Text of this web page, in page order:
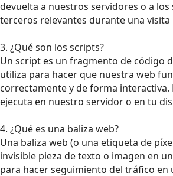
devuelta a nuestros servidores o a
terceros relevantes durante una visita
3. ¿Qué son los scripts?
Un script es un fragmento de código
utiliza para hacer que nuestra web
correctamente y de forma interactiva.
ejecuta en nuestro servidor o en tu
4. ¿Qué es una baliza web?
Una baliza web (o una etiqueta de
invisible pieza de texto o imagen en
para hacer seguimiento del tráfico en